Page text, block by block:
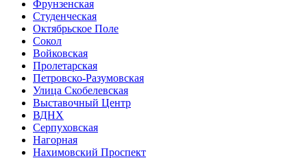
Фрунзенская
Студенческая
Октябрьское Поле
Сокол
Войковская
Пролетарская
Петровско-Разумовская
Улица Скобелевская
Выставочный Центр
ВДНХ
Серпуховская
Нагорная
Нахимовский Проспект